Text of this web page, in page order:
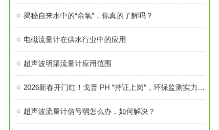
揭秘自来水中的“余氯”，你真的了解吗？
电磁流量计在供水行业中的应用
超声波明渠流量计应用范围
2026新春开门红！戈普 PH “持证上岗”，环保监测实力获认可
超声波流量计信号弱怎么办，如何解决？